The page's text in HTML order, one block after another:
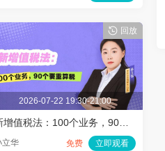
2026-07-22 19:30-21:00
立华 免费 立即观看
回放